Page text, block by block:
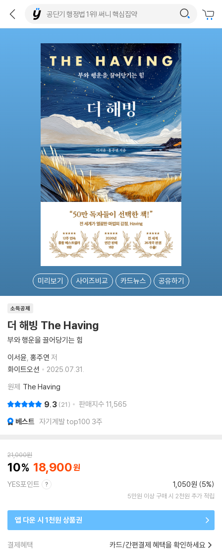
미리보기 사이즈비교 카드뉴스 공유하기
소득공제
더 해빙 The Having
부와 행운을 끌어당기는 힘
이서윤 홍주연 저
화이트오션
2025.07.31.
원제 The Having
9.3 21 판매지수 11,565
베스트 자기계발 top100 3주
21,000원
10 18,900
YES포인트 1,050원 (5%)
5만원 이상 구매 시 2천원 추가 적립
앱 다운 시 1천원 상품권
결제혜택 카드/간편결제 혜택을 확인하세요